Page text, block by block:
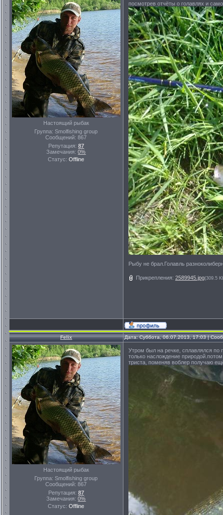
Настоящий рыбак
Группа: Smolfishing group
Сообщений:867
Репутация: 87
Замечания:0%
Статус:Offline
посмотрев отчёты о голавлях и
Рыбу не брал.Голавль
Прикрепления: 2589945.jpg(309.5
Felix Дата: Суббота, 06.07.2013, 17:03 |
Настоящий рыбак
Группа: Smolfishing group
Сообщений:867
Репутация: 87
Замечания:0%
Статус:Offline
Утром был на речке, сплавлялся
только наслождение
триста, поменяв воблер получаю